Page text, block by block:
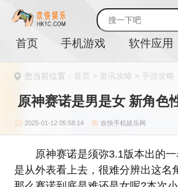
首页 手机游戏 软件应用
您当前位置： 首页 > 资讯攻略 > 手游攻略
原神赛诺是男是女 新角色
2025-01-12 05:58:14 欢快手机娱乐网
原神赛诺是须弥3.1版本出的一
是从外表看上去，很难分辨出这名